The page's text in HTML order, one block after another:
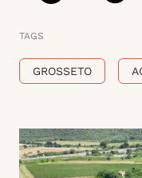
TAGS
GROSSETO